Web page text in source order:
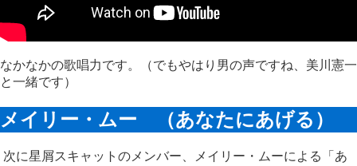
なかなかの歌唱力です。（でもやはり男の声ですね、美川憲一
と一緒です）
メイリー・ムー （あなたにあげる）
次に星屑スキャットのメンバー、メイリー・ムーによる「あ